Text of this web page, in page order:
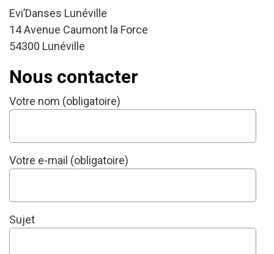
Evi’Danses Lunéville
14 Avenue Caumont la Force
54300 Lunéville
Nous contacter
Votre nom (obligatoire)
Votre e-mail (obligatoire)
Sujet